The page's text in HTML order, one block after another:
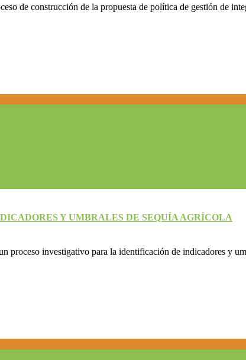
de construcción de la propuesta de política de gestión de
Y UMBRALES DE SEQUÍA AGRÍCOLA
proceso investigativo para la identificación de indicadores y